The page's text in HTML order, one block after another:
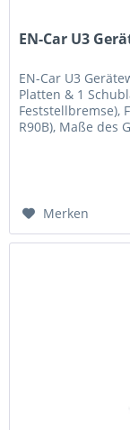
EN-Car U3
EN-Car U3
Platten & 1
Feststellbremse),
R90B), Maße des
Merken